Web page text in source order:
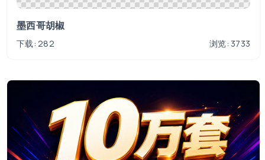
墨西哥胡椒
下载: 282 浏览: 3733